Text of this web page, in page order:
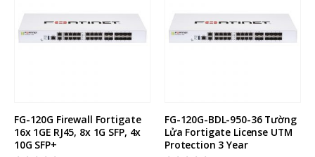
FG-120G Firewall Fortigate
16x 1GE RJ45, 8x 1G SFP, 4x
10G SFP+
FG-120G-BDL-950-36 Tường
Lửa Fortigate License UTM
Protection 3 Year